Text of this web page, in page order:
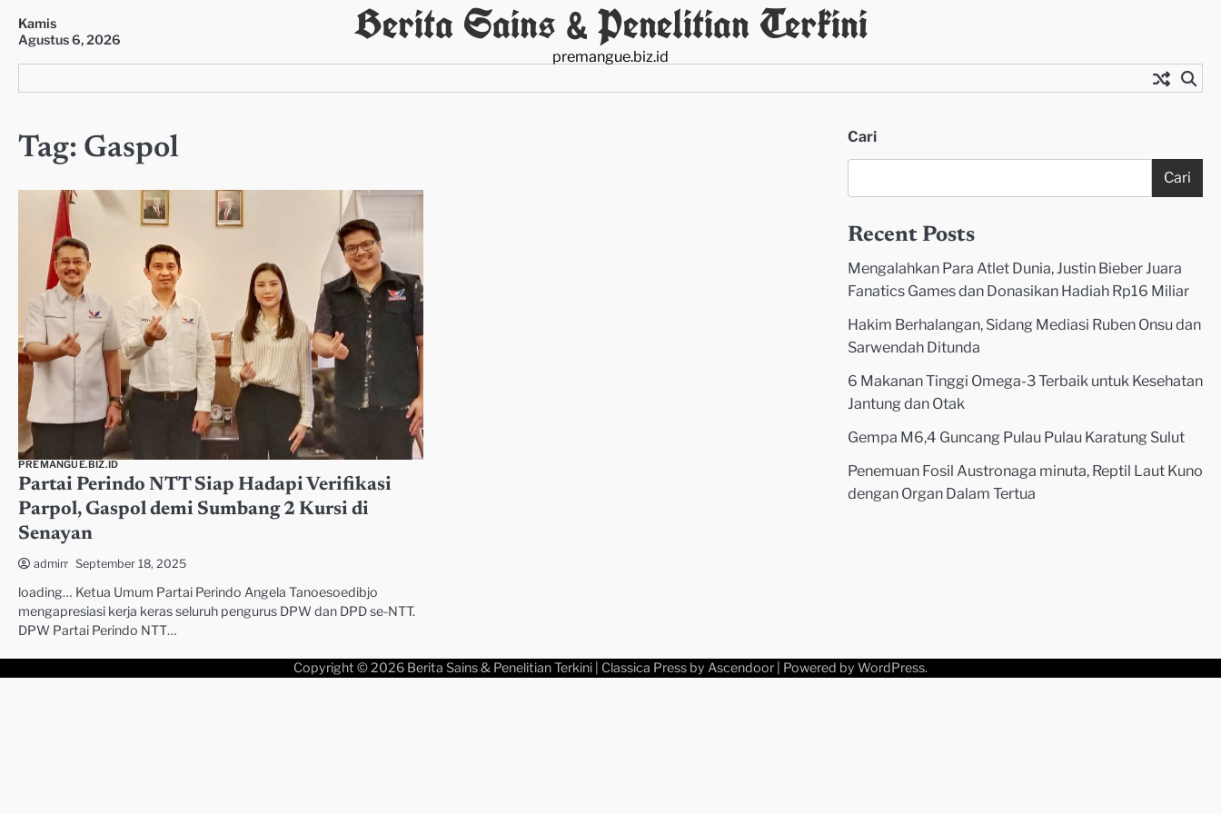
content
Kamis
Agustus 6, 2026
Berita Sains & Penelitian Terkini
premangue.biz.id
Tag: Gaspol
PREMANGUE.BIZ.ID
Partai Perindo NTT Siap Hadapi Verifikasi
Parpol, Gaspol demi Sumbang 2 Kursi di
Senayan
admin September 18, 2025
loading… Ketua Umum Partai Perindo Angela Tanoesoedibjo
mengapresiasi kerja keras seluruh pengurus DPW dan DPD se-NTT.
DPW Partai Perindo NTT…
Cari
Cari
Recent Posts
Mengalahkan Para Atlet Dunia, Justin Bieber Juara
Fanatics Games dan Donasikan Hadiah Rp16 Miliar
Hakim Berhalangan, Sidang Mediasi Ruben Onsu dan
Sarwendah Ditunda
6 Makanan Tinggi Omega-3 Terbaik untuk Kesehatan
Jantung dan Otak
Gempa M6,4 Guncang Pulau Pulau Karatung Sulut
Penemuan Fosil Austronaga minuta, Reptil Laut Kuno
dengan Organ Dalam Tertua
Copyright © 2026 Berita Sains & Penelitian Terkini | Classica Press by Ascendoor | Powered by WordPress.